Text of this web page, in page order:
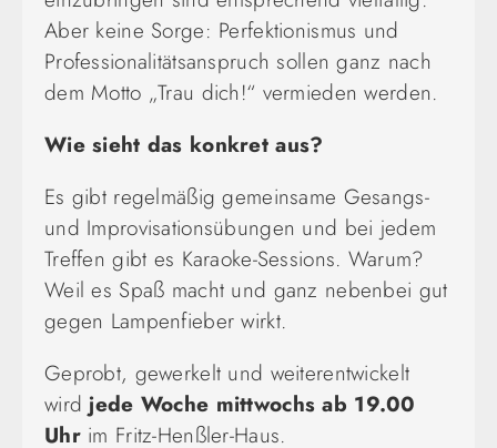
Aber keine Sorge: Perfektionismus und
Professionalitätsanspruch sollen ganz nach
dem Motto „Trau dich!“ vermieden werden.
Wie sieht das konkret aus?
Es gibt regelmäßig gemeinsame Gesangs-
und Improvisationsübungen und bei jedem
Treffen gibt es Karaoke-Sessions. Warum?
Weil es Spaß macht und ganz nebenbei gut
gegen Lampenfieber wirkt.
Geprobt, gewerkelt und weiterentwickelt
wird jede Woche mittwochs ab 19.00
Uhrim Fritz-Henßler-Haus.